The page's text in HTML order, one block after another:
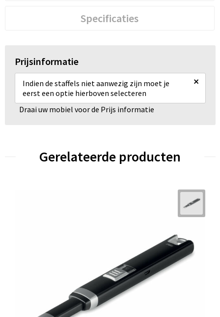
Specificaties
Prijsinformatie
Indien de staffels niet aanwezig zijn moet je
eerst een optie hierboven selecteren
×
Draai uw mobiel voor de Prijs informatie
Gerelateerde producten